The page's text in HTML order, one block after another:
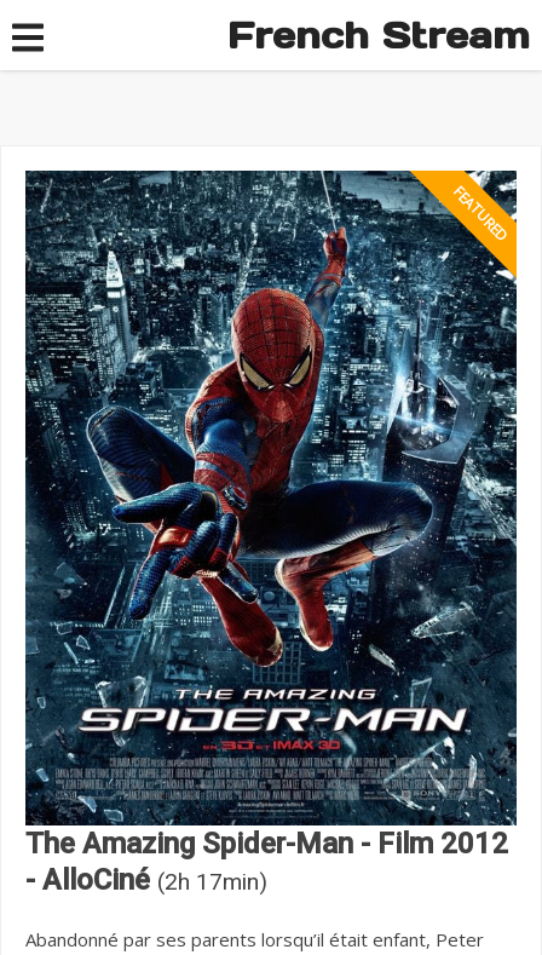
French Stream
The Amazing Spider-Man - Film 2012
- AlloCiné (2h 17min)
Abandonné par ses parents lorsqu’il était enfant, Peter